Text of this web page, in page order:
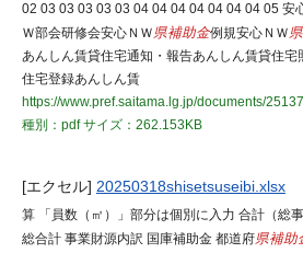
02 03 03 03 03 03 04 04 04 04 04 04 04 05 安
Ｗ部会研修会安心ＮＷ県補助金例規安心ＮＷ
あんしん賃貸住宅通知・報告あんしん賃貸住
住宅登録あんしん賃
https://www.pref.saitama.lg.jp/documents/
種別：pdfサイズ：262.153KB
[エクセル] 20250318shisetsuseibi.xlsx
算 「員数（㎡）」部分は個別に入力 合計（総
総合計 事業財源内訳 国庫補助金 都道府県補助